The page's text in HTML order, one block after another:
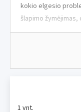
1 vnt.
kokio elgesio
šlapimo
Jis pagrįstas 100
nepažeidžia
Valerijonas